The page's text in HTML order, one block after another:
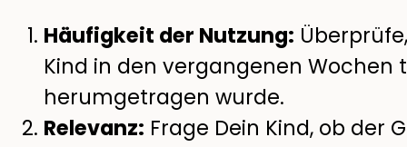
Häufigkeit der Nutzung:
Kind in den vergangenen
herumgetragen wurde.
Relevanz: Frage Dein Kind, ob der